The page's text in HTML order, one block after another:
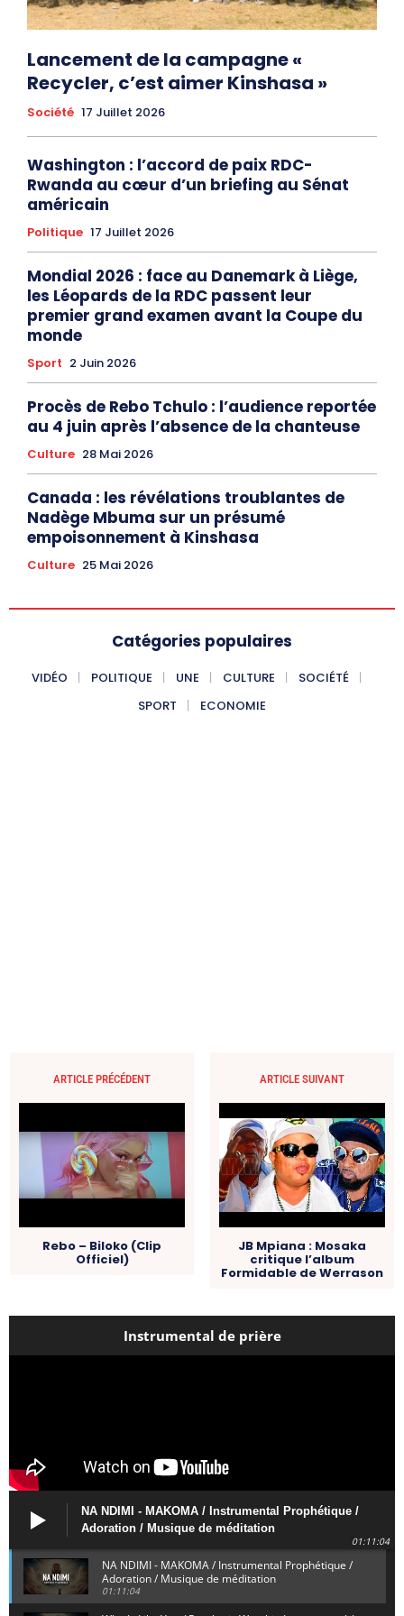
Lancement de la campagne «
Recycler, c’est aimer Kinshasa »
Société 17 Juillet 2026
Washington : l’accord de paix RDC-
Rwanda au cœur d’un briefing au Sénat
américain
Politique 17 Juillet 2026
Mondial 2026 : face au Danemark à Liège,
les Léopards de la RDC passent leur
premier grand examen avant la Coupe du
monde
Sport 2 Juin 2026
Procès de Rebo Tchulo : l’audience reportée
au 4 juin après l’absence de la chanteuse
Culture 28 Mai 2026
Canada : les révélations troublantes de
Nadège Mbuma sur un présumé
empoisonnement à Kinshasa
Culture 25 Mai 2026
Catégories populaires
VIDÉO POLITIQUE UNE CULTURE
SOCIÉTÉ
SPORT
ECONOMIE
ARTICLE PRÉCÉDENT
Rebo – Biloko (Clip
Officiel)
ARTICLE SUIVANT
JB Mpiana : Mosaka
critique l’album
Formidable de Werrason
Instrumental de prière
NA NDIMI - MAKOMA / Instrumental Prophétique /
Adoration / Musique de méditation
01:11:04
NA NDIMI - MAKOMA / Instrumental Prophétique /
Adoration / Musique de méditation
01:11:04